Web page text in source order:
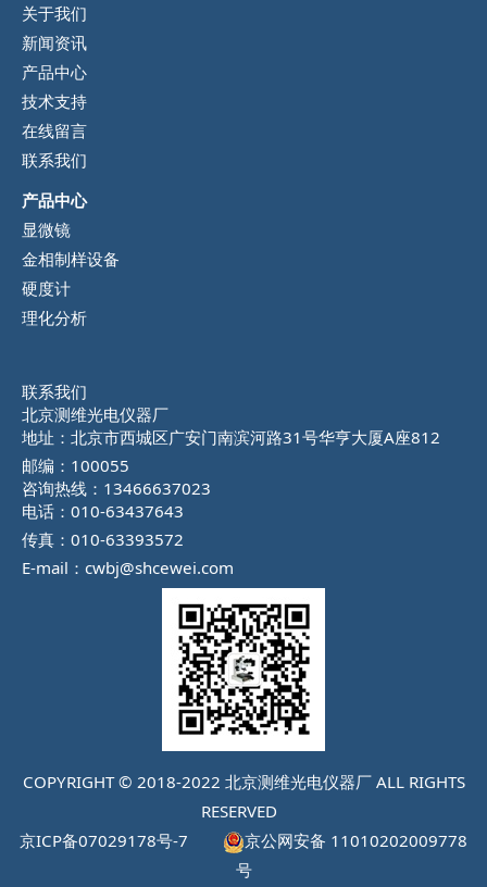
关于我们
新闻资讯
产品中心
技术支持
在线留言
联系我们
产品中心
显微镜
金相制样设备
硬度计
理化分析
联系我们
北京测维光电仪器厂
地址：北京市西城区广安门南滨河路31号华亨大厦A座812
邮编：100055
咨询热线：13466637023
电话：010-63437643
传真：010-63393572
E-mail：cwbj@shcewei.com
COPYRIGHT © 2018-2022 北京测维光电仪器厂 ALL RIGHTS
RESERVED
京ICP备07029178号-7
京公网安备 11010202009778
号